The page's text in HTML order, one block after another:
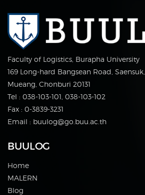
Faculty of Logistics, Burapha University
169 Long-hard Bangsean Road, Saensuk,
Mueang, Chonburi 20131
Tel : 038-103-101, 038-103-102
Fax : 0-3839-3231
Email : buulog@go.buu.ac.th
BUULOG
Home
MALERN
Blog